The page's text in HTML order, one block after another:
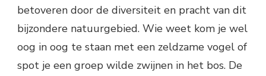
betoveren door de diversiteit en pracht van dit
bijzondere natuurgebied. Wie weet kom je wel
oog in oog te staan met een zeldzame vogel of
spot je een groep wilde zwijnen in het bos. De